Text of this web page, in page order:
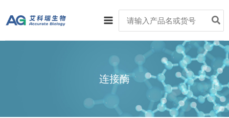
容
Main
Menu
for:
连接酶